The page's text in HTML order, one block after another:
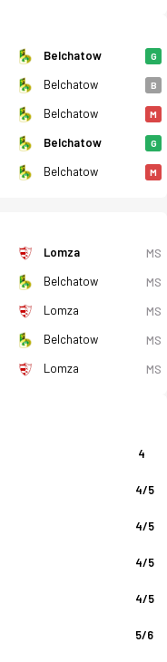
Belchatow G
Belchatow B
Belchatow M
Belchatow G
Belchatow M
Lomza MS
Belchatow MS
Lomza MS
Belchatow MS
Lomza MS
4
4/5
4/5
4/5
4/5
5/6